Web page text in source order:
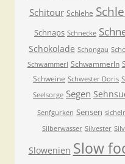
Schitour Schlehe
Schnaps Schnecke
Schokolade Schongau
Schwammerl Schwammerln
Schweine Schwester Doris
Seelsorge Segen
Senfgurken Sensen
Silberwasser Silvester
Slowenien Slow